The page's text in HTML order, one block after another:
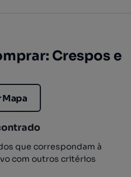
Crespos e
Mapa
que correspondam à
com outros critérios